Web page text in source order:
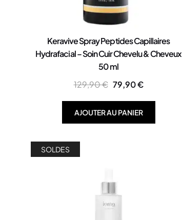
Keravive Spray Peptides Capillaires
Hydrafacial – Soin Cuir Chevelu & Cheveux
50 ml
129,90€ 79,90€
AJOUTER AU PANIER
SOLDES